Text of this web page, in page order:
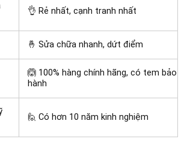
👌 Rẻ nhất, cạnh tranh nhất
🤞 Sửa chữa nhanh, dứt điểm
🙆 100% hàng chính hãng, có tem bảo
hành
🙋 Có hơn 10 năm kinh nghiệm